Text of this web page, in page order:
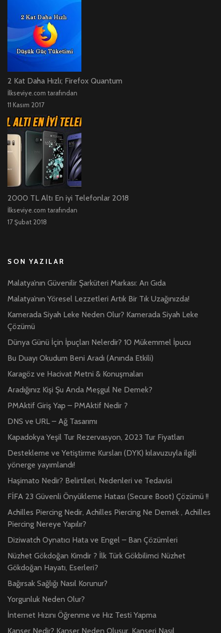
2 Kat Daha Hızlı; Firefox Quantum
İlkseviye.com tarafından
11 Kasım 2017
2000 TL Altı En iyi Telefonlar 2018
İlkseviye.com tarafından
17 Şubat 2018
SON YAZILAR
Malatya’nın Güvenilir Şarküteri Markası: Arı Gıda
Malatya’nın Yöresel Lezzetleri Artık Bir Tık Uzağınızda!
Kamerada Siyah Leke Neden Olur? Kamerada Siyah Leke
Çözümü
Dünya Günü İçin İpuçları Nelerdir? 10 Mükemmel İpucu
Bu Duayı Okudum Beni Aradı (Anında Etkili)
Karagöz ve Hacivat Metni & Konuşmaları
Aradığınız Kişi Şu Anda Meşgul Ne Demek?
PMAktif Giriş Yap – PMAktif Nedir ?
DNS ve URL – Ağ Tasarımı
Kapadokya Yeşil Tur Rezervasyon, 2023 Tur Fiyatları
Destekleme ve Yetiştirme Kursları (DYK) kılavuzuyla ilgili
yönerge yayımlandı!
Haşimato Nedir? Belirtileri, Nedenleri ve Tedavisi
FİFA 23 Güvenli Önyükleme Hatası (Secure Boot) Çözümü !!
Achilles Piercing Nedir, Achilles Piercing Ne Demek , Achilles
Piercing Nereye Yapılır?
Diziwatch Oynatıcı Hata ve Engel – Ban Çözümleri
Nüzhet Gökdoğan Kimdir ? İlk Türk Gökbilimci Nüzhet
Gökdoğan Hayatı, Eserleri?
Bağırsak Sağlığı Nasıl Korunur?
Yorgunluk Neden Olur?
İnternet Hızını Öğrenme ve Hız Testi Yapma
Kanser Nedir? Kanser Neden Oluşur, Kanseri Nasıl